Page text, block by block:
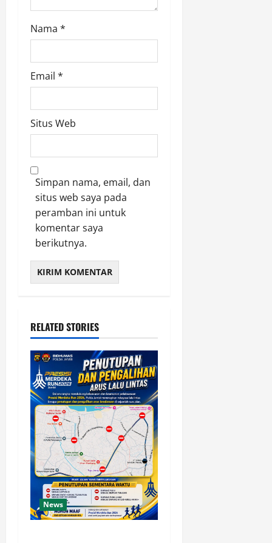
Nama *
Email *
Situs Web
Simpan nama, email, dan
situs web saya pada
peramban ini untuk
komentar saya
berikutnya.
RELATED STORIES
News